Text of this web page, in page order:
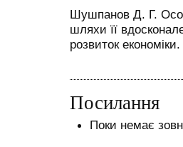
Шушпанов Д. Г.
шляхи її
розвиток
Посилання
Поки немає